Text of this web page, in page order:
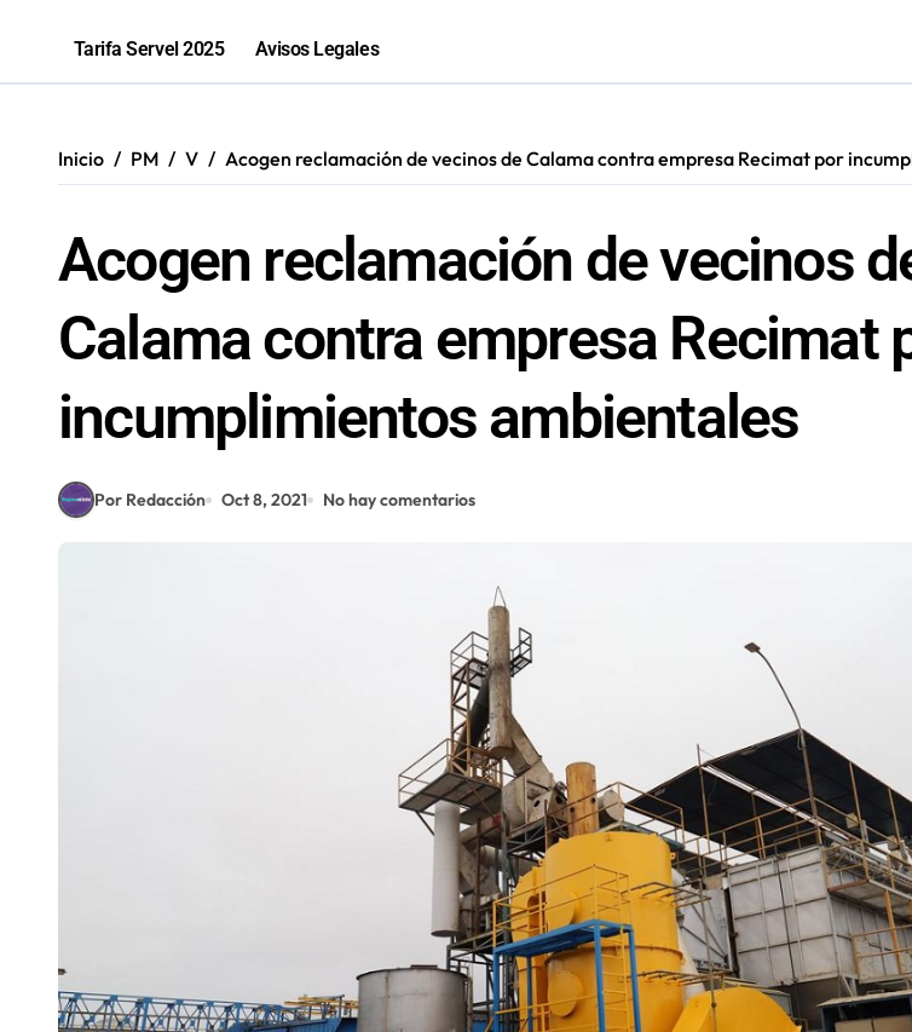
La «voltereta» del diputado Arqueros: De estar de acuerdo con privatizar
2,1 toneladas de marihuana fueron incautadas tras investigaciones iniciadas en
Tarifa Servel 2025 Avisos Legales
Inicio PM V Acogen reclamación de vecinos de Calama contra empresa Recimat por
Acogen reclamación de vecinos
Calama contra empresa Recimat
incumplimientos ambientales
Por Redacción Oct 8, 2021 No hay comentarios